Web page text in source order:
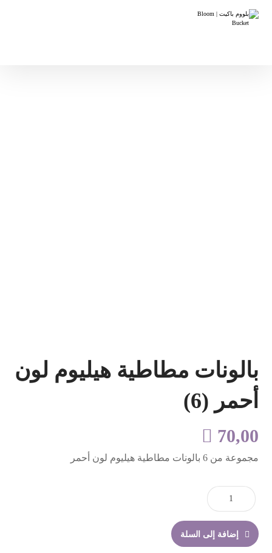
بالونات مطاطية هيليوم لون
أحمر (6)
 70,00
مجموعة من 6 بالونات مطاطية هيليوم لون أحمر
إضافة إلى السلة